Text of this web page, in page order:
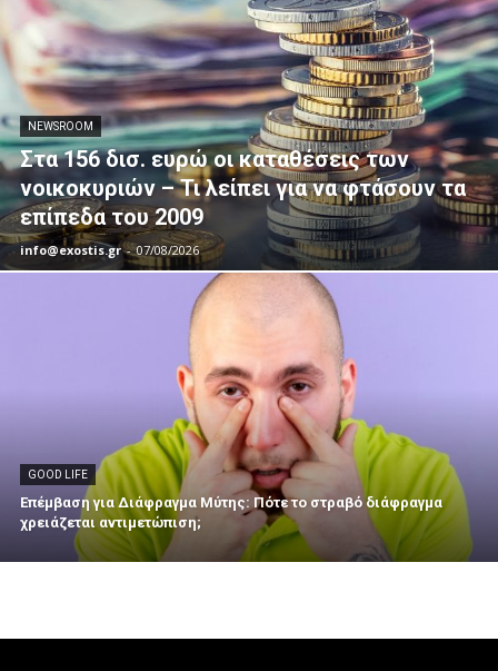
NEWSROOM
Στα 156 δισ. ευρώ οι καταθέσεις των
νοικοκυριών – Τι λείπει για να φτάσουν τα
επίπεδα του 2009
info@exostis.gr - 07/08/2026
GOOD LIFE
Επέμβαση για Διάφραγμα Μύτης: Πότε το στραβό διάφραγμα
χρειάζεται αντιμετώπιση;